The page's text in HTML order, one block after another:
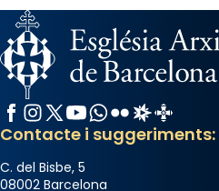
Facebook
Instagram
X / Twitter
YouTube
WhatsApp
FlickrRadio Estel
Contacte i suggeriments:
C. del Bisbe, 5
08002 Barcelona